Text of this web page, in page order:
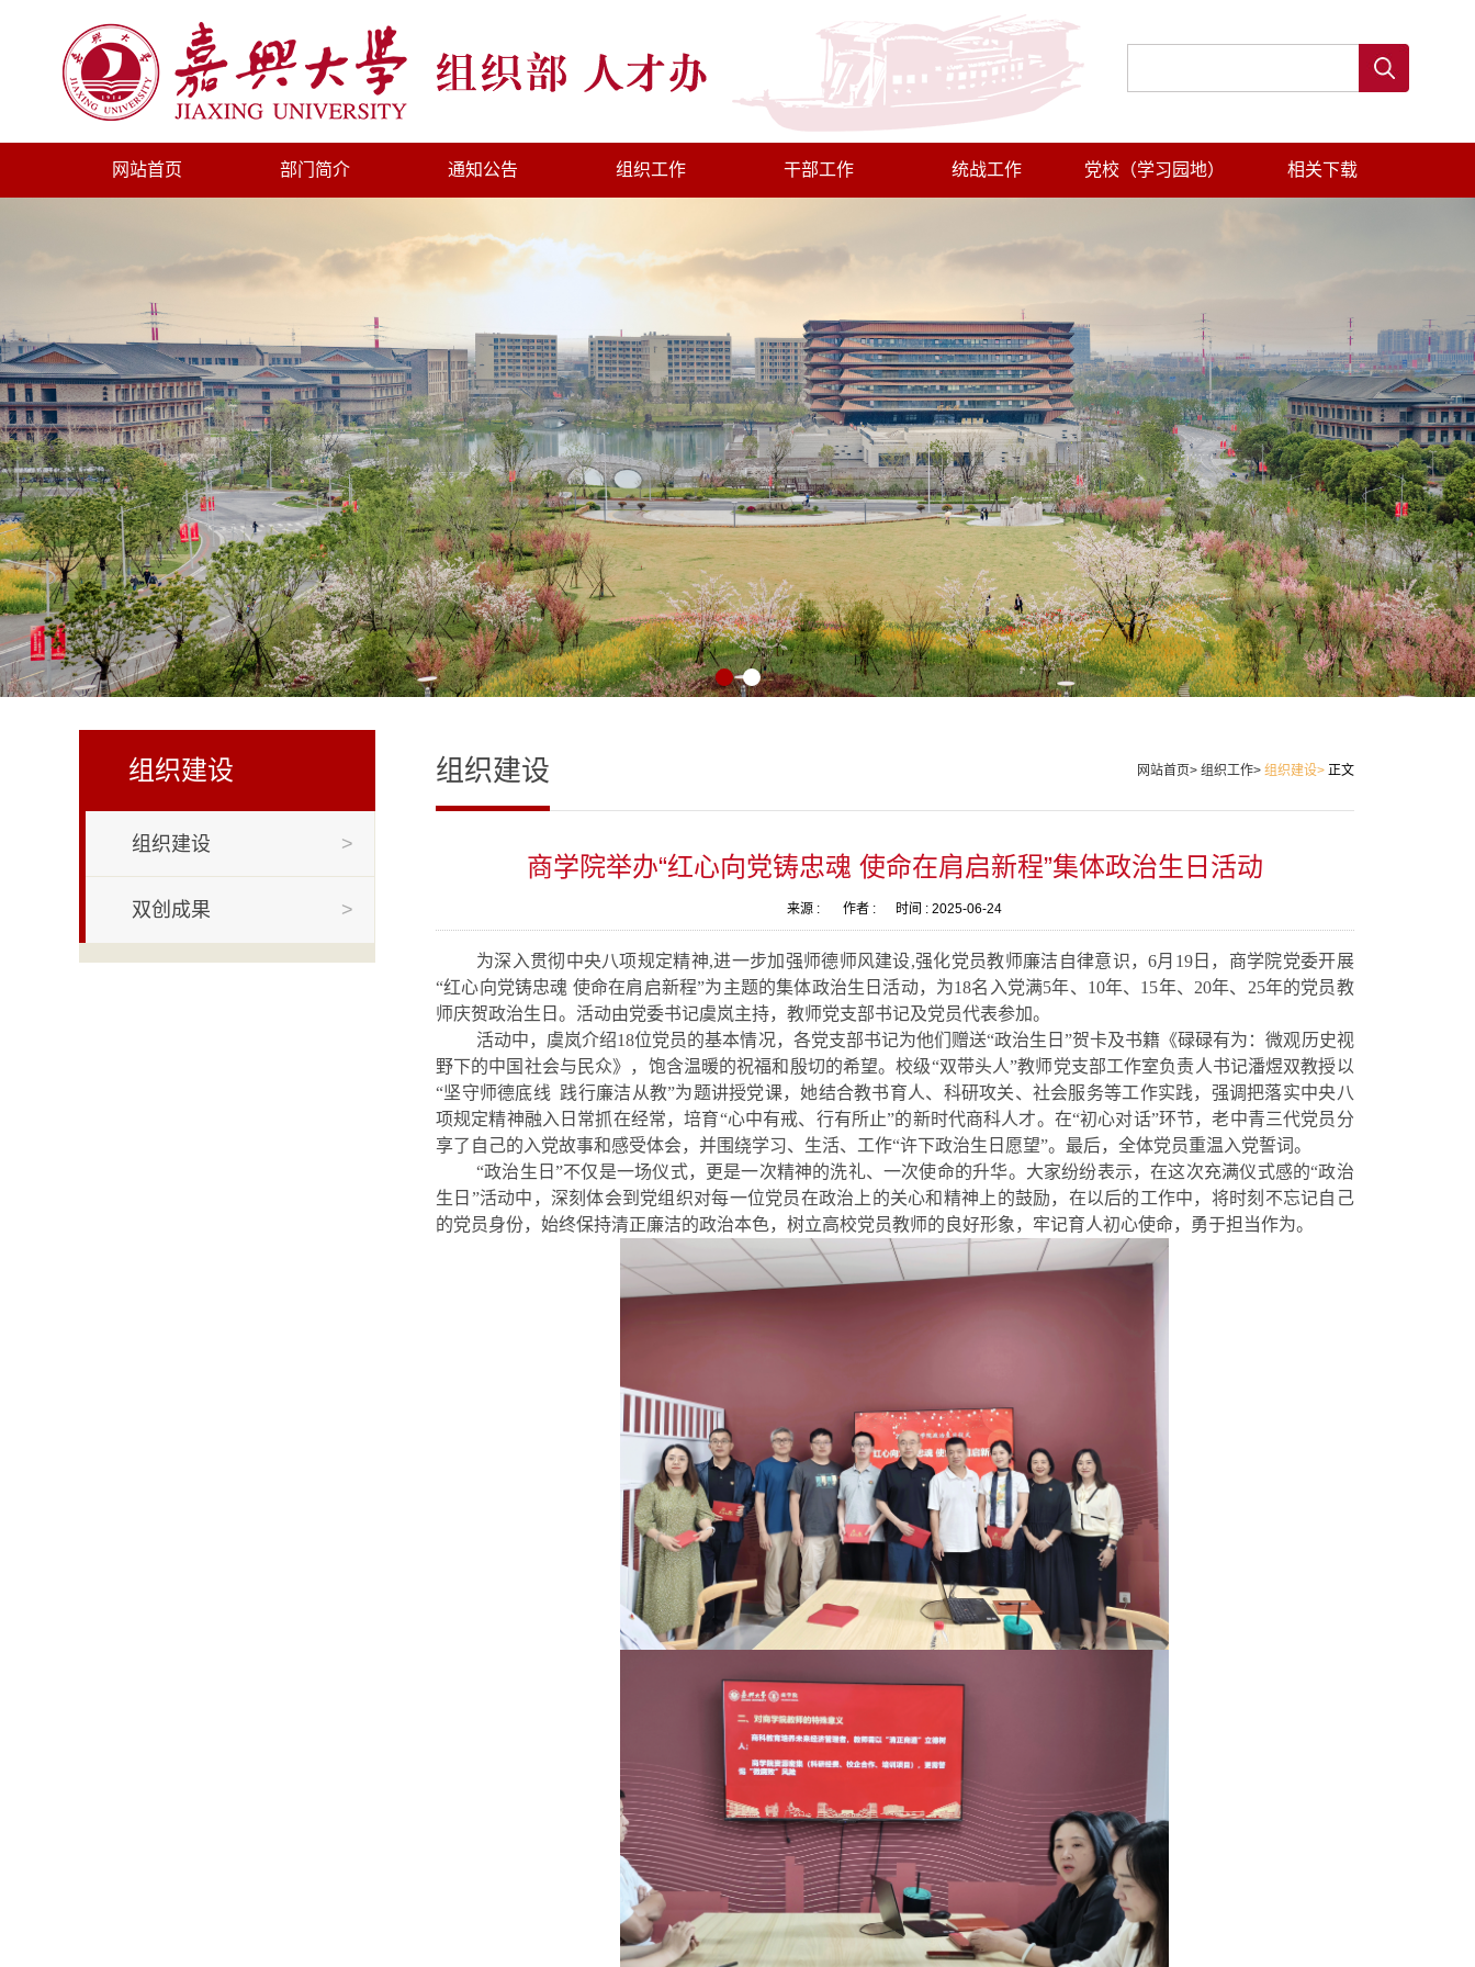
网站首页 部门简介 通知公告 组织工作 干部工作 统战工作 党校（学习园地） 相关下载
组织建设
组织建设 >
双创成果 >
组织建设 网站首页> 组织工作> 组织建设>正文
商学院举办“红心向党铸忠魂 使命在肩启新程”集体政治生日活动
来源 : 作者 : 时间 :2025-06-24
为深入贯彻中央八项规定精神,进一步加强师德师风建设,强化党员教师廉洁自律意识，6月19日，商学院党委开展
“红心向党铸忠魂 使命在肩启新程”为主题的集体政治生日活动，为18名入党满5年、10年、15年、20年、25年的党员教
师庆贺政治生日。活动由党委书记虞岚主持，教师党支部书记及党员代表参加。
活动中，虞岚介绍18位党员的基本情况，各党支部书记为他们赠送“政治生日”贺卡及书籍《碌碌有为：微观历史视
野下的中国社会与民众》，饱含温暖的祝福和殷切的希望。校级“双带头人”教师党支部工作室负责人书记潘煜双教授以
“坚守师德底线 践行廉洁从教”为题讲授党课，她结合教书育人、科研攻关、社会服务等工作实践，强调把落实中央八
项规定精神融入日常抓在经常，培育“心中有戒、行有所止”的新时代商科人才。在“初心对话”环节，老中青三代党员分
享了自己的入党故事和感受体会，并围绕学习、生活、工作“许下政治生日愿望”。最后，全体党员重温入党誓词。
“政治生日”不仅是一场仪式，更是一次精神的洗礼、一次使命的升华。大家纷纷表示，在这次充满仪式感的“政治
生日”活动中，深刻体会到党组织对每一位党员在政治上的关心和精神上的鼓励，在以后的工作中，将时刻不忘记自己
的党员身份，始终保持清正廉洁的政治本色，树立高校党员教师的良好形象，牢记育人初心使命，勇于担当作为。